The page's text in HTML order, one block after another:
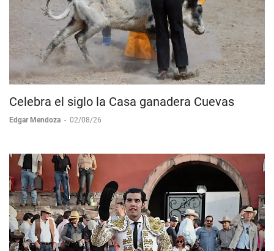
Celebra el siglo la Casa ganadera Cuevas
Edgar Mendoza - 02/08/26